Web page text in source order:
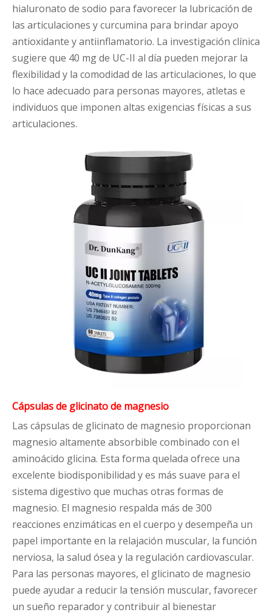
hialuronato de sodio para favorecer la lubricación de
las articulaciones y curcumina para brindar apoyo
antioxidante y antiinflamatorio. La investigación clínica
sugiere que 40 mg de UC-II al día pueden mejorar la
flexibilidad y la comodidad de las articulaciones, lo que
lo hace adecuado para personas mayores, atletas e
individuos que imponen altas exigencias físicas a sus
articulaciones.
Cápsulas de glicinato de magnesio
Las cápsulas de glicinato de magnesio proporcionan
magnesio altamente absorbible combinado con el
aminoácido glicina. Esta forma quelada ofrece una
excelente biodisponibilidad y es más suave para el
sistema digestivo que muchas otras formas de
magnesio. El magnesio respalda más de 300
reacciones enzimáticas en el cuerpo y desempeña un
papel importante en la relajación muscular, la función
nerviosa, la salud ósea y la regulación cardiovascular.
Para las personas mayores, el glicinato de magnesio
puede ayudar a reducir la tensión muscular, favorecer
un sueño reparador y contribuir al bienestar